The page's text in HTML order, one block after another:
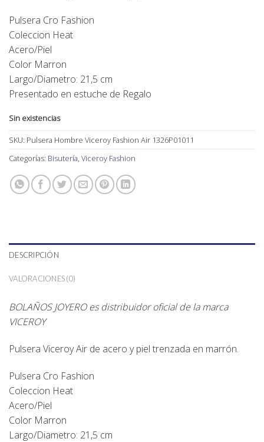
Pulsera Cro Fashion
Coleccion Heat
Acero/Piel
Color Marron
Largo/Diametro: 21,5 cm
Presentado en estuche de Regalo
Sin existencias
SKU: Pulsera Hombre Viceroy Fashion Air 1326P01011
Categorías: Bisutería, Viceroy Fashion
DESCRIPCIÓN
VALORACIONES (0)
BOLAÑOS JOYERO es distribuidor oficial de la marca
VICEROY
Pulsera Viceroy Air de acero y piel trenzada en marrón.
Pulsera Cro Fashion
Coleccion Heat
Acero/Piel
Color Marron
Largo/Diametro: 21,5 cm